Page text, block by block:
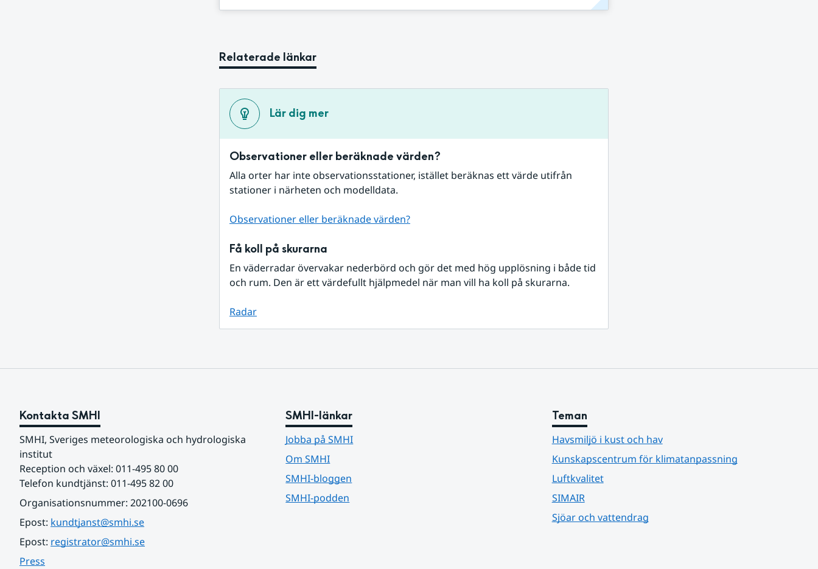
Relaterade länkar
Lär dig mer
Observationer eller beräknade värden?
Alla orter har inte observationsstationer, istället beräknas ett värde utifrån
stationer i närheten och modelldata.
Observationer eller beräknade värden?
Få koll på skurarna
En väderradar övervakar nederbörd och gör det med hög upplösning i både tid
och rum. Den är ett värdefullt hjälpmedel när man vill ha koll på skurarna.
Radar
Kontakta SMHI
SMHI, Sveriges meteorologiska och hydrologiska
institut
Reception och växel: 011-495 80 00
Telefon kundtjänst: 011-495 82 00
Organisationsnummer: 202100-0696
Epost: kundtjanst@smhi.se
Epost: registrator@smhi.se
Press
SMHI-länkar
Jobba på SMHI
Om SMHI
SMHI-bloggen
SMHI-podden
Teman
Havsmiljö i kust och hav
Kunskapscentrum för klimatanpassning
Luftkvalitet
SIMAIR
Sjöar och vattendrag